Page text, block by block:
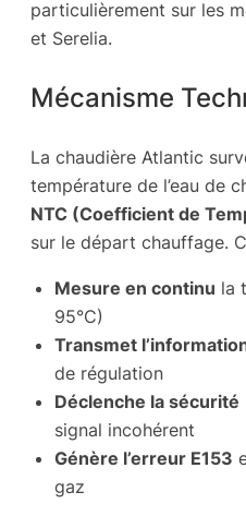
particulièrement sur les
et Serelia.
Mécanisme
La chaudière Atlantic
température de l’eau de
NTC (Coefficient de
sur le départ chauffage.
Mesure en continu la
95°C)
Transmet
de régulation
Déclenche la sécurité
signal incohérent
Génère l’erreur E153
gaz